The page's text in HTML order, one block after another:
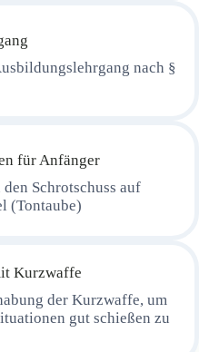
nach §
für Anfänger
Schrotschuss auf
(Tontaube)
Kurzwaffe
der Kurzwaffe, um
gut schießen zu